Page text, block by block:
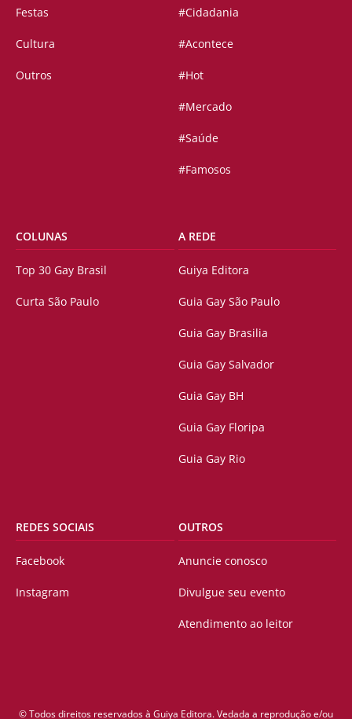
Festas
Cultura
Outros
#Cidadania
#Acontece
#Hot
#Mercado
#Saúde
#Famosos
COLUNAS
Top 30 Gay Brasil
Curta São Paulo
A REDE
Guiya Editora
Guia Gay São Paulo
Guia Gay Brasilia
Guia Gay Salvador
Guia Gay BH
Guia Gay Floripa
Guia Gay Rio
REDES SOCIAIS
Facebook
Instagram
OUTROS
Anuncie conosco
Divulgue seu evento
Atendimento ao leitor
© Todos direitos reservados à Guiya Editora. Vedada a reprodução e/ou